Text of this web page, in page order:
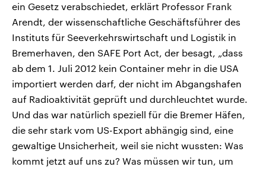
ein Gesetz verabschiedet, erklärt Professor Frank
Arendt, der wissenschaftliche Geschäftsführer des
Instituts für Seeverkehrswirtschaft und Logistik in
Bremerhaven, den SAFE Port Act, der besagt, „dass
ab dem 1. Juli 2012 kein Container mehr in die USA
importiert werden darf, der nicht im Abgangshafen
auf Radioaktivität geprüft und durchleuchtet wurde.
Und das war natürlich speziell für die Bremer Häfen,
die sehr stark vom US-Export abhängig sind, eine
gewaltige Unsicherheit, weil sie nicht wussten: Was
kommt jetzt auf uns zu? Was müssen wir tun, um